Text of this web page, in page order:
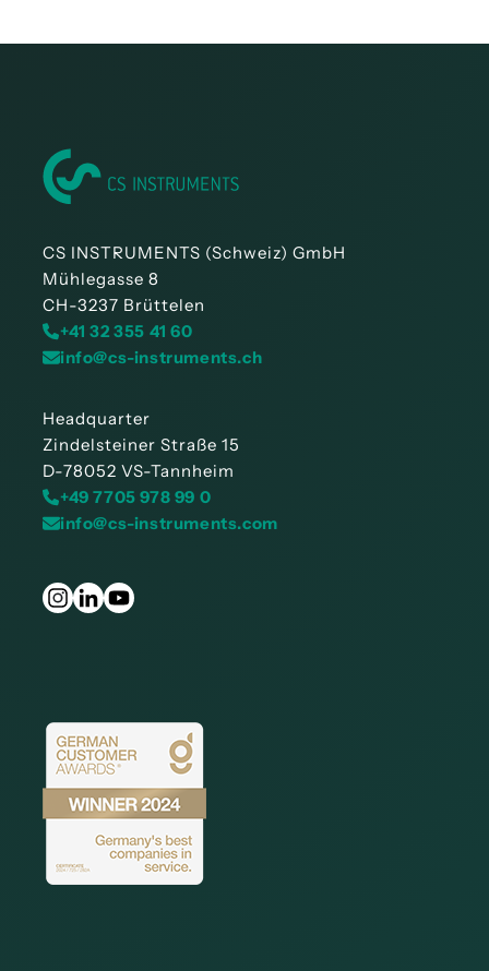
CS INSTRUMENTS (Schweiz) GmbH
Mühlegasse 8
CH-3237 Brüttelen
+41 32 355 41 60
info@cs-instruments.ch
Headquarter
Zindelsteiner Straße 15
D-78052 VS-Tannheim
+49 7705 978 99 0
info@cs-instruments.com